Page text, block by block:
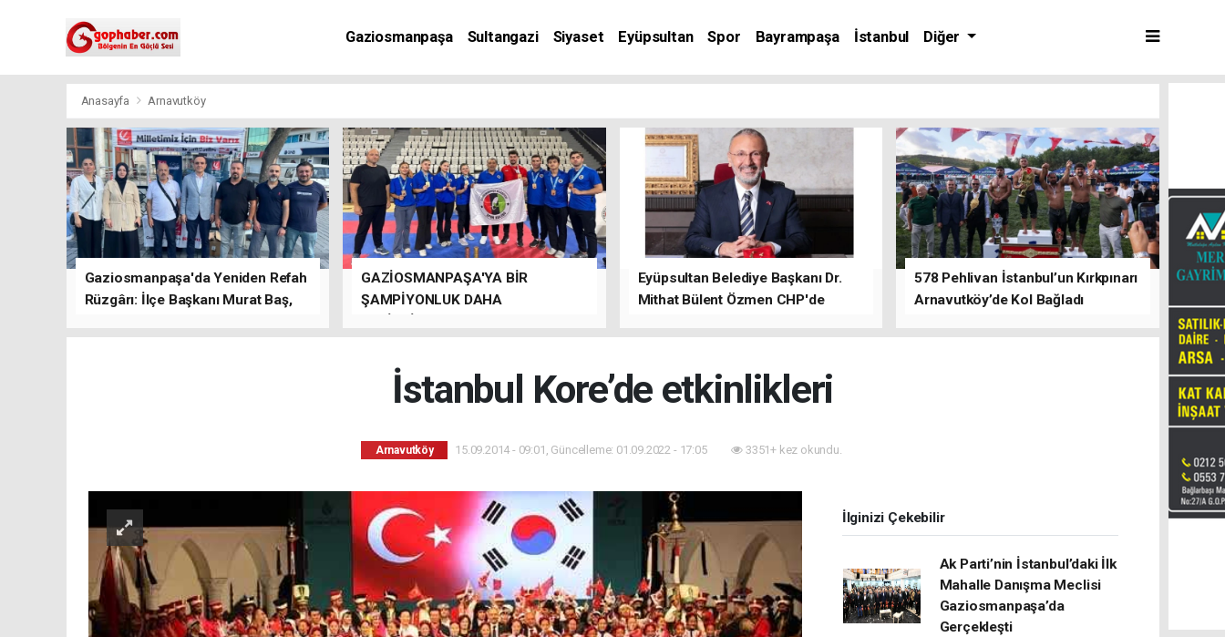
Gaziosmanpaşa Sultangazi Siyaset Eyüpsultan Spor Bayrampaşa İstanbul Diğer
Anasayfa Arnavutköy
Gaziosmanpaşa'da Yeniden Refah
Rüzgârı: İlçe Başkanı Murat Baş,
GAZİOSMANPAŞA'YA BİR
ŞAMPİYONLUK DAHA
Eyüpsultan Belediye Başkanı Dr.
Mithat Bülent Özmen CHP'de
578 Pehlivan İstanbul’un Kırkpınarı
Arnavutköy’de Kol Bağladı
İstanbul Kore’de etkinlikleri
Arnavutköy 15.09.2014 - 09:01, Güncelleme: 01.09.2022 - 17:05 3351+ kez okundu.
İlginizi Çekebilir
Ak Parti’nin İstanbul’daki İlk
Mahalle Danışma Meclisi
Gaziosmanpaşa’da
Gerçekleşti